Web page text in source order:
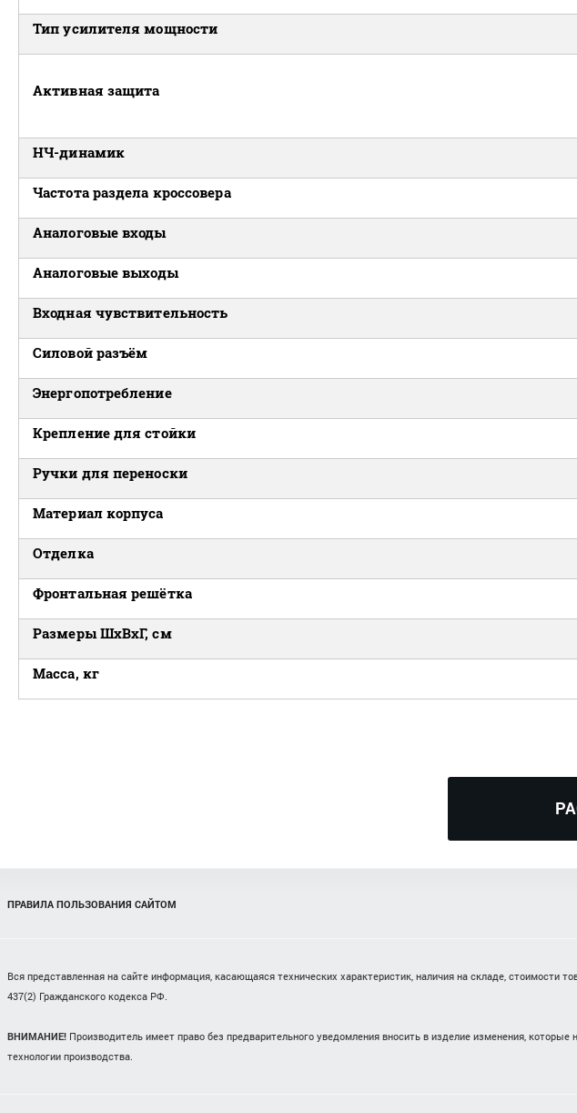
Тип усилителя мощности
Активная защита
НЧ-динамик
Частота раздела кроссовера
Аналоговые входы
Аналоговые выходы
Входная чувствительность
Силовой разъём
Энергопотребление
Крепление для стойки
Ручки для переноски
Материал корпуса
Отделка
Фронтальная решётка
Размеры ШxВxГ, см
Масса, кг
ПРАВИЛА ПОЛЬЗОВАНИЯ САЙТОМ
Вся представленная на сайте информация, касающаяся технических характеристик, наличия на складе, стоимости
437(2) Гражданского кодекса РФ.
ВНИМАНИЕ! Производитель имеет право без предварительного уведомления вносить в изделие изменения,
технологии производства.